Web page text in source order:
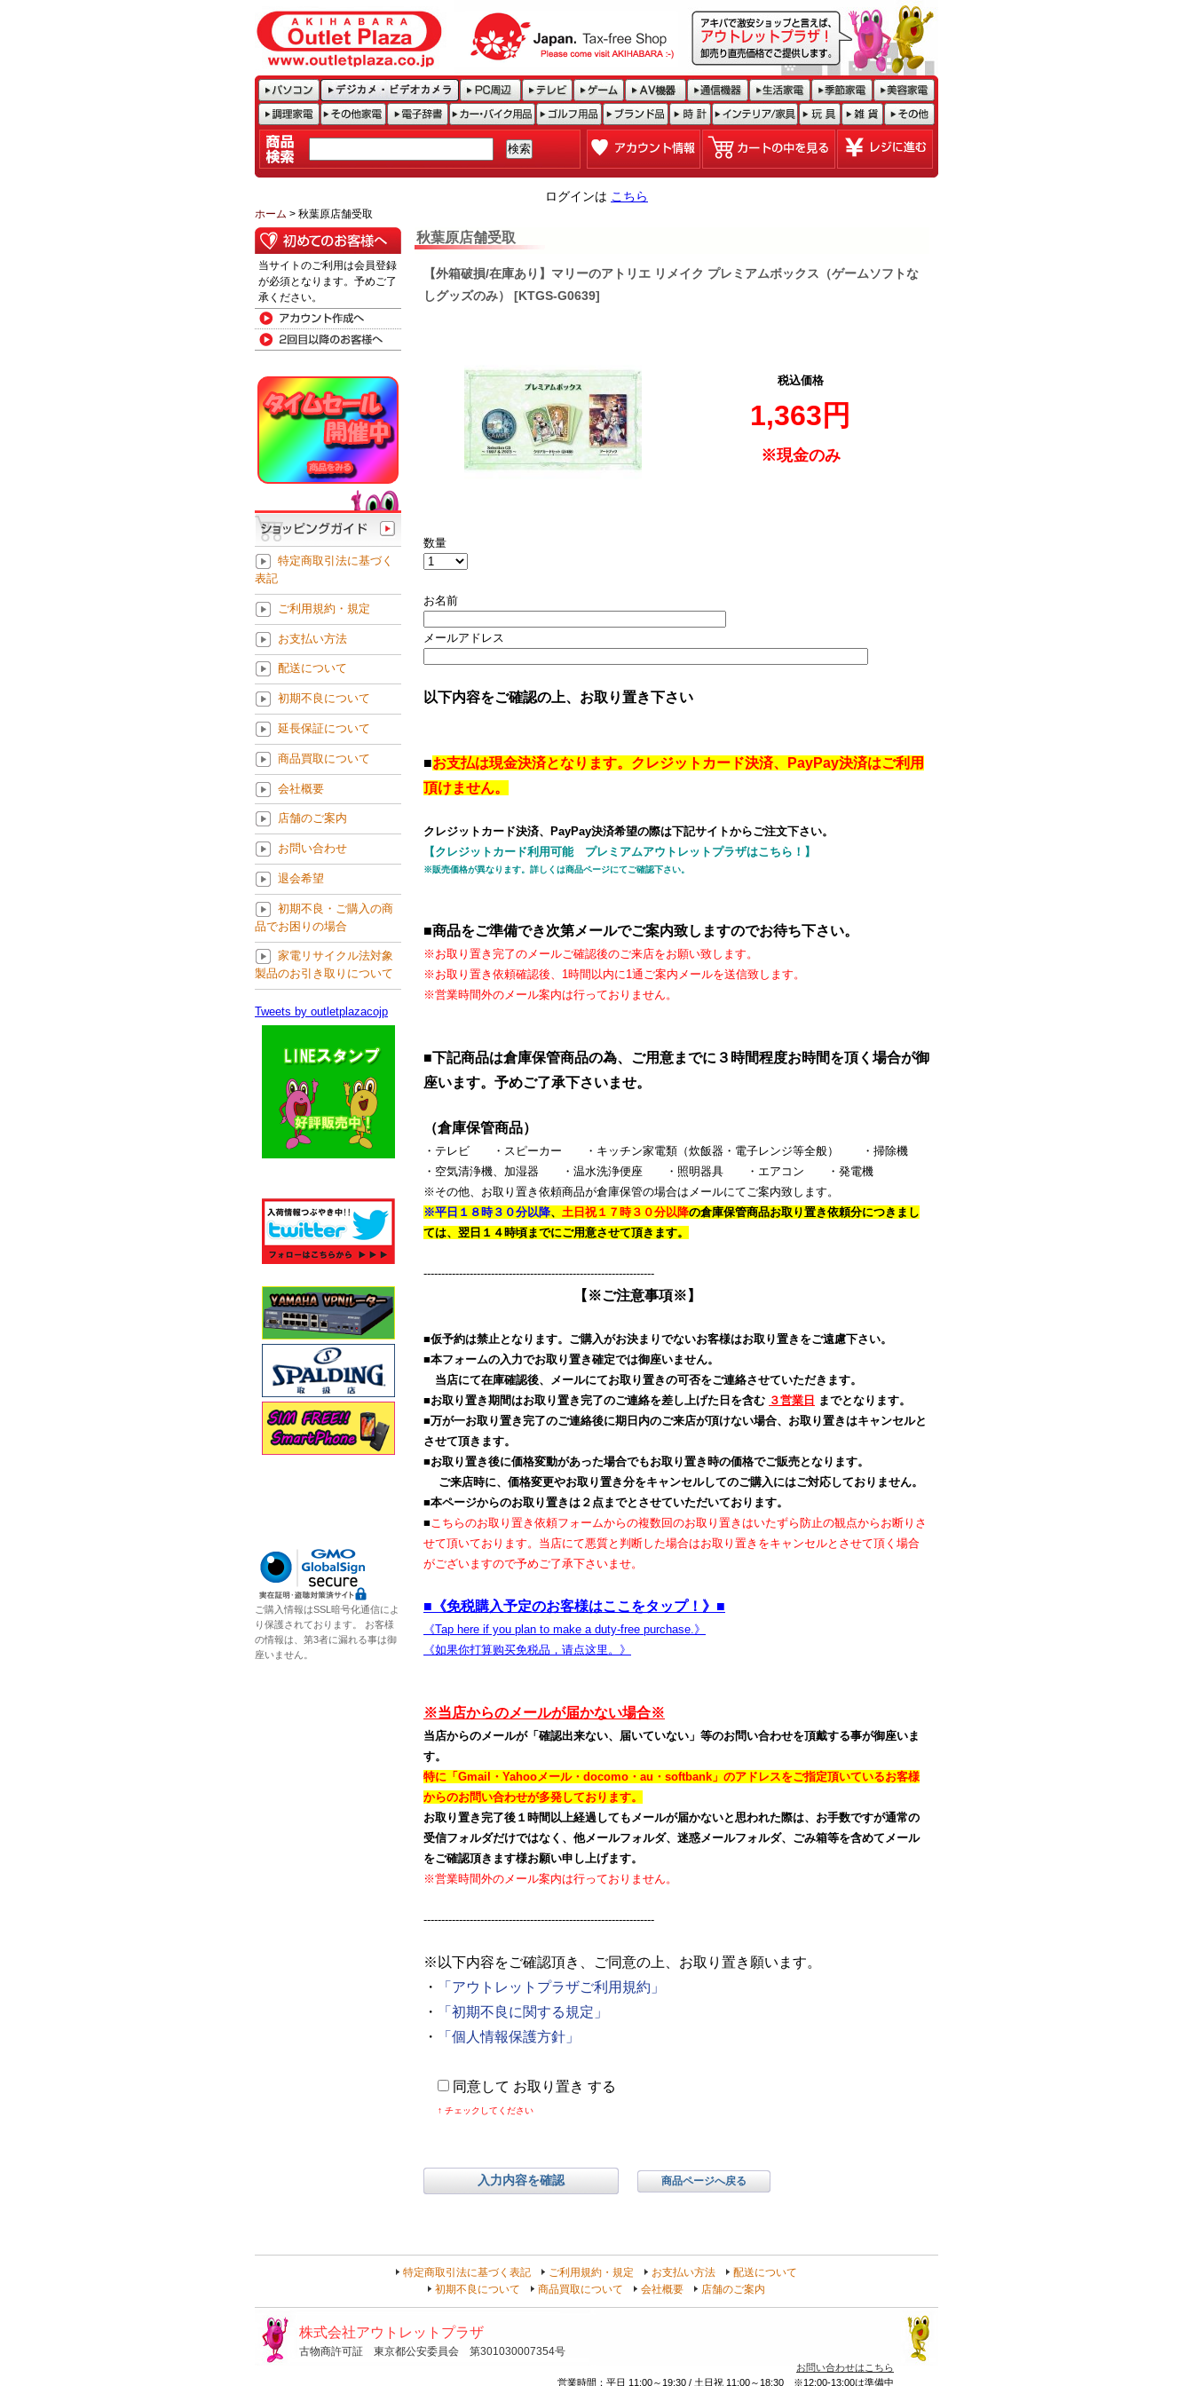
ログインは こちら
ホーム > 秋葉原店舗受取
秋葉原店舗受取
【外箱破損/在庫あり】マリーのアトリエ リメイク プレミアムボックス（ゲームソフトな
しグッズのみ） [KTGS-G0639]
税込価格
1,363円
※現金のみ
数量
お名前
メールアドレス
以下内容をご確認の上、お取り置き下さい
■お支払は現金決済となります。クレジットカード決済、PayPay決済はご利用
頂けません。
クレジットカード決済、PayPay決済希望の際は下記サイトからご注文下さい。
【クレジットカード利用可能 プレミアムアウトレットプラザはこちら！】
※販売価格が異なります。詳しくは商品ページにてご確認下さい。
■商品をご準備でき次第メールでご案内致しますのでお待ち下さい。
※お取り置き完了のメールご確認後のご来店をお願い致します。
※お取り置き依頼確認後、1時間以内に1通ご案内メールを送信致します。
※営業時間外のメール案内は行っておりません。
■下記商品は倉庫保管商品の為、ご用意までに３時間程度お時間を頂く場合が御
座います。予めご了承下さいませ。
（倉庫保管商品）
・テレビ ・スピーカー ・キッチン家電類（炊飯器・電子レンジ等全般） ・掃除機
・空気清浄機、加湿器 ・温水洗浄便座 ・照明器具 ・エアコン ・発電機
※その他、お取り置き依頼商品が倉庫保管の場合はメールにてご案内致します。
※平日１８時３０分以降、 土日祝１７時３０分以降の倉庫保管商品お取り置き依頼分につきまし
ては、翌日１４時頃までにご用意させて頂きます。
-----------------------------------------------------------------
【※ご注意事項※】
■仮予約は禁止となります。ご購入がお決まりでないお客様はお取り置きをご遠慮下さい。
■本フォームの入力でお取り置き確定では御座いません。
当店にて在庫確認後、メールにてお取り置きの可否をご連絡させていただきます。
■お取り置き期間はお取り置き完了のご連絡を差し上げた日を含む ３営業日 までとなります。
■万が一お取り置き完了のご連絡後に期日内のご来店が頂けない場合、お取り置きはキャンセルと
させて頂きます。
■お取り置き後に価格変動があった場合でもお取り置き時の価格でご販売となります。
ご来店時に、価格変更やお取り置き分をキャンセルしてのご購入にはご対応しておりません。
■本ページからのお取り置きは２点までとさせていただいております。
■こちらのお取り置き依頼フォームからの複数回のお取り置きはいたずら防止の観点からお断りさ
せて頂いております。当店にて悪質と判断した場合はお取り置きをキャンセルとさせて頂く場合
がございますので予めご了承下さいませ。
■《免税購入予定のお客様はここをタップ！》■
《Tap here if you plan to make a duty-free purchase.》
《如果你打算购买免税品，请点这里。》
※当店からのメールが届かない場合※
当店からのメールが「確認出来ない、届いていない」等のお問い合わせを頂戴する事が御座いま
す。
特に「Gmail・Yahooメール・docomo・au・softbank」のアドレスをご指定頂いているお客様
からのお問い合わせが多発しております。
お取り置き完了後１時間以上経過してもメールが届かないと思われた際は、お手数ですが通常の
受信フォルダだけではなく、他メールフォルダ、迷惑メールフォルダ、ごみ箱等を含めてメール
をご確認頂きます様お願い申し上げます。
※営業時間外のメール案内は行っておりません。
-----------------------------------------------------------------
※以下内容をご確認頂き、ご同意の上、お取り置き願います。
・
「アウトレットプラザご利用規約」
・
「初期不良に関する規定」
・
「個人情報保護方針」
同意して お取り置き する
↑ チェックしてください
当サイトのご利用は会員登録
が必須となります。予めご了
承ください。
特定商取引法に基づく
表記
ご利用規約・規定
お支払い方法
配送について
初期不良について
延長保証について
商品買取について
会社概要
店舗のご案内
お問い合わせ
退会希望
初期不良・ご購入の商
品でお困りの場合
家電リサイクル法対象
製品のお引き取りについて
Tweets by outletplazacojp
ご購入情報はSSL暗号化通信によ
り保護されております。 お客様
の情報は、第3者に漏れる事は御
座いません。
特定商取引法に基づく表記 ご利用規約・規定 お支払い方法
配送について
初期不良について
商品買取について 会社概要 店舗のご案内
株式会社アウトレットプラザ
古物商許可証 東京都公安委員会 第301030007354号
お問い合わせはこちら
営業時間：平日 11:00～19:30 / 土日祝 11:00～18:30 ※12:00-13:00は準備中